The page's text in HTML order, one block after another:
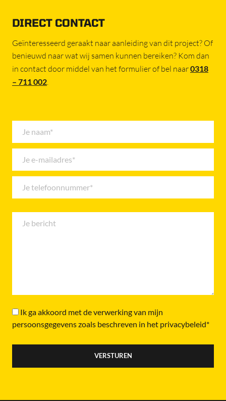
DIRECT CONTACT
Geïnteresseerd geraakt naar aanleiding van dit project? Of
benieuwd naar wat wij samen kunnen bereiken? Kom dan
in contact door middel van het formulier of bel naar0318
– 711 002
Ik ga akkoord met de verwerking van mijn
persoonsgegevens zoals beschreven in het privacybeleid*